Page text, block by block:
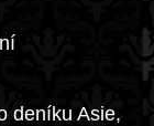
deníku Asie,